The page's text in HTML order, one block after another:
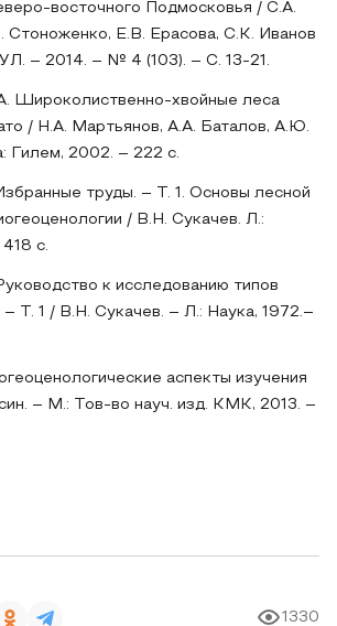
восточного Подмосковья / С.А.
Стоноженко, Е.В. Ерасова, С.К. Иванов
– 2014. – № 4 (103). – С. 13-21.
Широколиственно-хвойные леса
/ Н.А. Мартьянов, А.А. Баталов, А.Ю.
Гилем, 2002. – 222 с.
труды. – Т. 1. Основы лесной
/ В.Н. Сукачев. Л.:
с.
к исследованию типов
– Т. 1 / В.Н. Сукачев. – Л.: Наука, 1972.–
аспекты изучения
– М.: Тов-во науч. изд. КМК, 2013. –
1330